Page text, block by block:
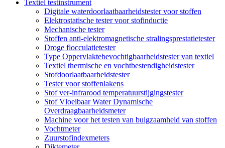
Textiel testinstrument
Digitale waterdoorlaatbaarheidstester voor stoffen
Elektrostatische tester voor stofinductie
Mechanische tester
Stoffen anti-elektromagnetische stralingsprestatietester
Droge flocculatietester
Type Oppervlaktebevochtigbaarheidstester van textiel
Textiel thermische en vochtbestendigheidstester
Stofdoorlaatbaarheidstester
Tester voor stoffenlakens
Stof ver-infrarood temperatuurstijgingstester
Stof Vloeibaar Water Dynamische
Overdraagbaarheidsmeter
Machine voor het testen van buigzaamheid van stoffen
Vochtmeter
Zuurstofindexmeters